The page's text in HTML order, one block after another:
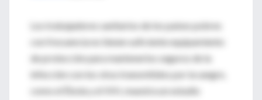
Los trabajadores sanitarios de los países pobres
con frecuencia no tienen suficiente equipamiento
de protección para mantenerlos seguros de la
infección con los virus transmitidos por la sangre,
como el Ébola y el VIH, muestra un estudio